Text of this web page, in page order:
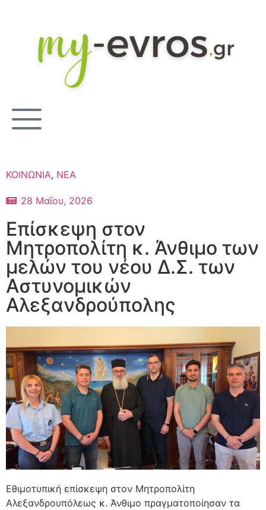
ΚΟΙΝΩΝΙΑ, ΝΕΑ
28 Μαΐου, 2026
Επίσκεψη στον
Μητροπολίτη κ. Άνθιμο των
μελών του νέου Δ.Σ. των
Αστυνομικών
Αλεξανδρούπολης
Εθιμοτυπική επίσκεψη στον Μητροπολίτη
Αλεξανδρουπόλεως κ. Άνθιμο πραγματοποίησαν τα